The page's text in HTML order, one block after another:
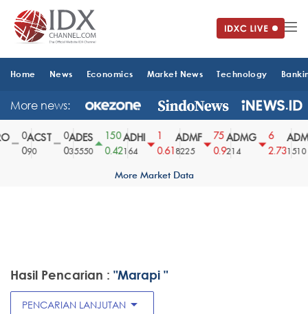
Home News Economics Market News Technology
More news:
ACST
90
ADES
35550
150
0.42
ADHI
164
0.61
ADMF
8225
75
0.9
ADMG
214
2.73
ADMR
1510
More Market Data
Hasil Pencarian : "Marapi "
PENCARIAN LANJUTAN arrow_drop_down